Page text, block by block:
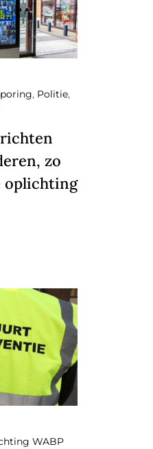
WABP Shop
, Politie,
zo
oplichting
WABP